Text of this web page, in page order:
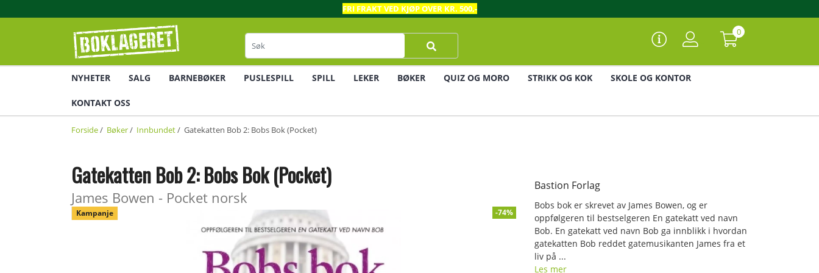
FRI FRAKT VED KJØP OVER KR. 500,-
0
NYHETER SALG BARNEBØKER PUSLESPILL SPILL LEKER BØKER QUIZ OG MORO STRIKK OG KOK SKOLE OG KONTOR
KONTAKT OSS
Forside/ Bøker/ Innbundet/ Gatekatten Bob 2: Bobs Bok (Pocket)
Gatekatten Bob 2: Bobs Bok (Pocket)
James Bowen - Pocket norsk
Kampanje -74%
Bastion Forlag
Bobs bok er skrevet av James Bowen, og er
oppfølgeren til bestselgeren En gatekatt ved navn
Bob. En gatekatt ved navn Bob ga innblikk i hvordan
gatekatten Bob reddet gatemusikanten James fra et
liv på ...
Les mer